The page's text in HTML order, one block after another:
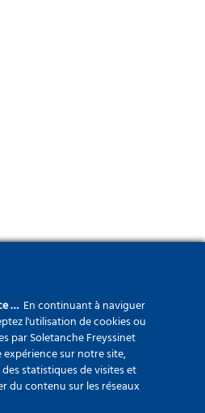
… En continuant à naviguer
l'utilisation de cookies ou
par Soletanche Freyssinet
sur notre site,
statistiques de visites et
du contenu sur les réseaux